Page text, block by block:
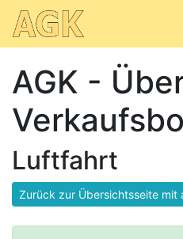
AGK -
Luftfahrt
Zurück zur Übersichtsseite mit